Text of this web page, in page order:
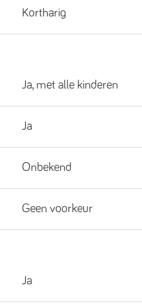
Kortharig
Ja, met alle kinderen
Ja
Onbekend
Geen voorkeur
Ja